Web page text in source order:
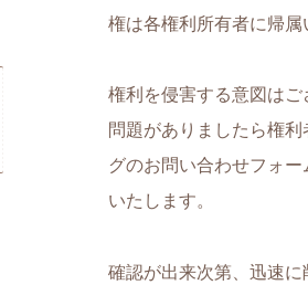
権は各権利所有者に帰属
権利を侵害する意図は
問題がありましたら権
グのお問い合わせフォ
いたします。
確認が出来次第、迅速